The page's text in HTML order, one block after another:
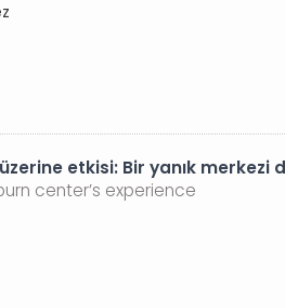
etkisi: Bir yanık merkezi
center’s experience